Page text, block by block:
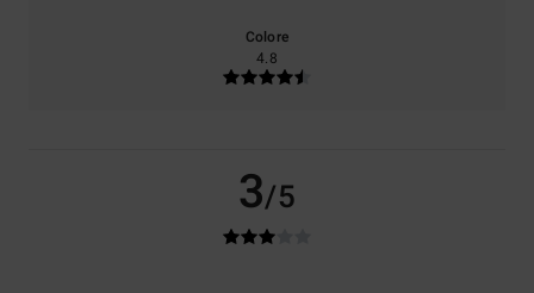
Colore
4.8
3/5